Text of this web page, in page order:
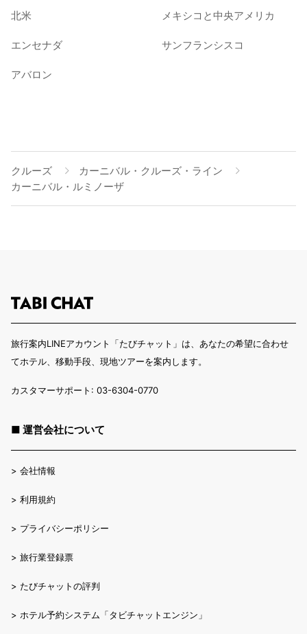
北米 メキシコと中央アメリカ
エンセナダ サンフランシスコ
アバロン
クルーズ
カーニバル・クルーズ・ライン
カーニバル・ルミノーザ
旅行案内LINEアカウント「たびチャット」は、あなたの希望に合わせ
てホテル、移動手段、現地ツアーを案内します。
カスタマーサポート: 03-6304-0770
■ 運営会社について
> 会社情報
> 利用規約
> プライバシーポリシー
> 旅行業登録票
> たびチャットの評判
> ホテル予約システム「タビチャットエンジン」